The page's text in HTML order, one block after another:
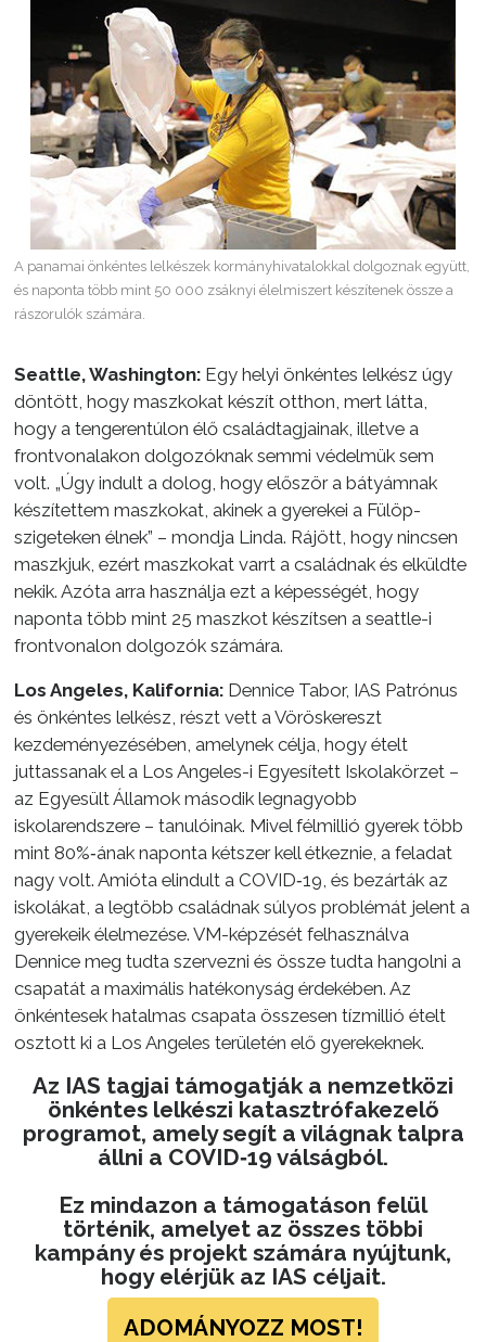
A panamai önkéntes lelkészek kormányhivatalokkal dolgoznak együtt,
és naponta több mint 50 000 zsáknyi élelmiszert készítenek össze a
rászorulók számára.
Seattle, Washington: Egy helyi önkéntes lelkész úgy
döntött, hogy maszkokat készít otthon, mert látta,
hogy a tengerentúlon élő családtagjainak, illetve a
frontvonalakon dolgozóknak semmi védelmük sem
volt. „Úgy indult a dolog, hogy először a bátyámnak
készítettem maszkokat, akinek a gyerekei a Fülöp-
szigeteken élnek” – mondja Linda. Rájött, hogy nincsen
maszkjuk, ezért maszkokat varrt a családnak és elküldte
nekik. Azóta arra használja ezt a képességét, hogy
naponta több mint 25 maszkot készítsen a seattle-i
frontvonalon dolgozók számára.
Los Angeles, Kalifornia: Dennice Tabor, IAS Patrónus
és önkéntes lelkész, részt vett a Vöröskereszt
kezdeményezésében, amelynek célja, hogy ételt
juttassanak el a Los Angeles-i Egyesített Iskolakörzet –
az Egyesült Államok második legnagyobb
iskolarendszere – tanulóinak. Mivel félmillió gyerek több
mint 80%‑ának naponta kétszer kell étkeznie, a feladat
nagy volt. Amióta elindult a COVID‑19, és bezárták az
iskolákat, a legtöbb családnak súlyos problémát jelent a
gyerekeik élelmezése. VM-képzését felhasználva
Dennice meg tudta szervezni és össze tudta hangolni a
csapatát a maximális hatékonyság érdekében. Az
önkéntesek hatalmas csapata összesen tízmillió ételt
osztott ki a Los Angeles területén elő gyerekeknek.
Az IAS tagjai támogatják a nemzetközi
önkéntes lelkészi katasztrófakezelő
programot, amely segít a világnak talpra
állni a COVID‑19 válságból.
Ez mindazon a támogatáson felül
történik, amelyet az összes többi
kampány és projekt számára nyújtunk,
hogy elérjük az IAS céljait.
ADOMÁNYOZZ MOST!